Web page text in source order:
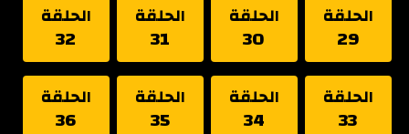
الحلقة
29
الحلقة
30
الحلقة
31
الحلقة
32
الحلقة
33
الحلقة
34
الحلقة
35
الحلقة
36